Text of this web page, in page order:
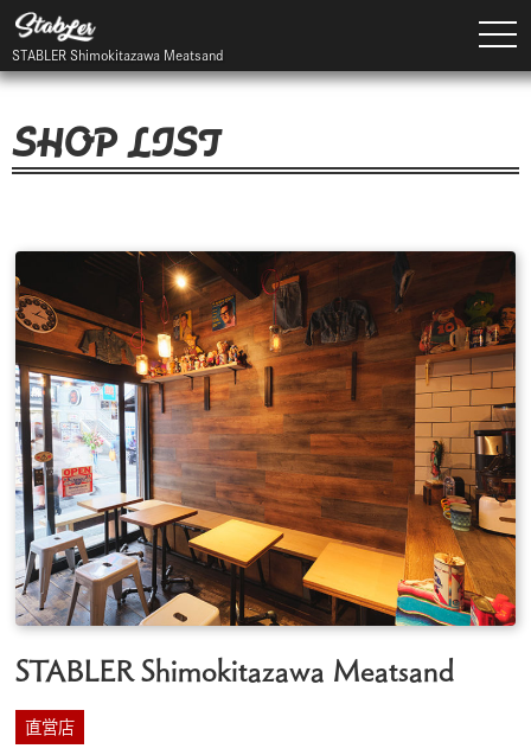
STABLER Shimokitazawa Meatsand
SHOP LIST
STABLER Shimokitazawa Meatsand
直営店